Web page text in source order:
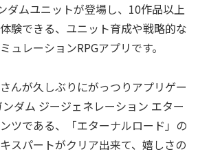
ダムユニットが登場し、10作品以上
験できる、ユニット育成や戦略的な
ュレーションRPGアプリです。
んが久しぶりにがっつりアプリゲー
ダム ジージェネレーション エター
ツである、「エターナルロード」の
スパートがクリア出来て、嬉しさの